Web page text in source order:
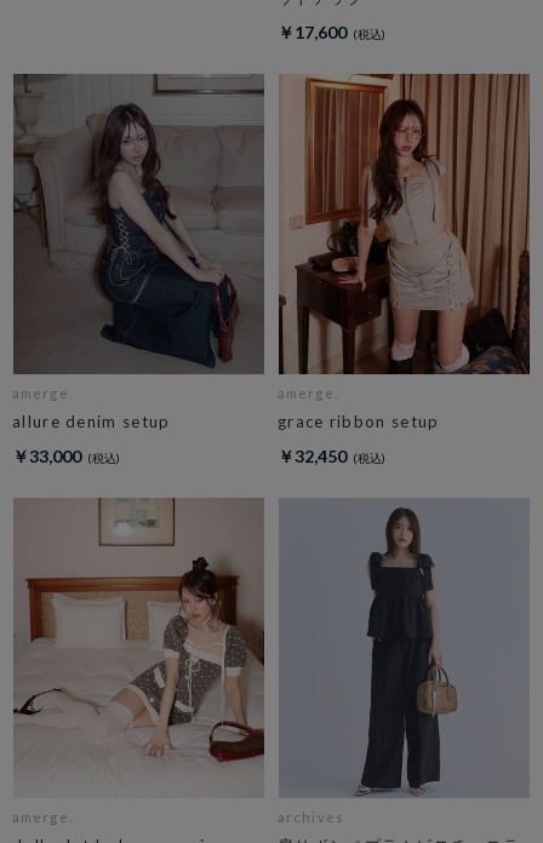
￥17,600
amerge.
allure denim setup
￥33,000
amerge.
grace ribbon setup
￥32,450
amerge. archives